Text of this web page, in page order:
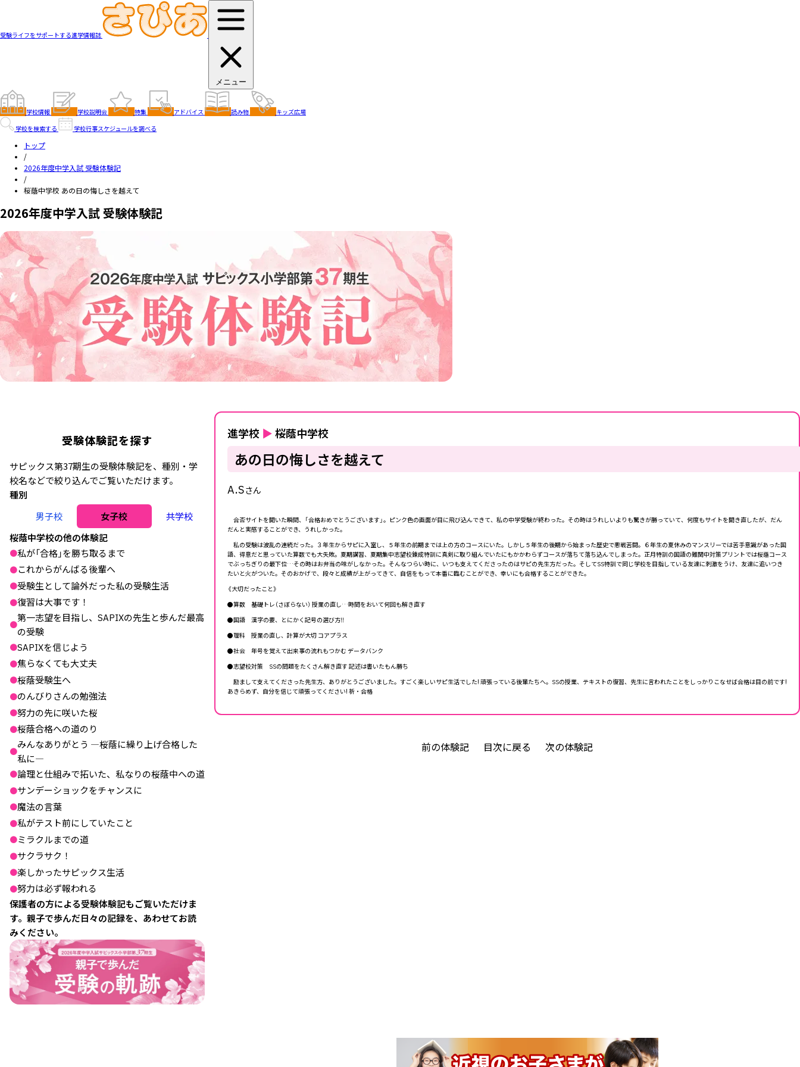
受験ライフをサポートする進学情報誌
メニュー
学校情報 学校説明会 特集 アドバイス 読み物
キッズ広場
学校を検索する
学校行事スケジュールを調べる
トップ
/
2026年度中学入試 受験体験記
/
桜蔭中学校 あの日の悔しさを越えて
2026年度中学入試 受験体験記
受験体験記を探す
サピックス第37期生の受験体験記を、種別・学
校名などで絞り込んでご覧いただけます。
種別
男子校
女子校
共学校
桜蔭中学校の他の体験記
●私が「合格」を勝ち取るまで
●これからがんばる後輩へ
●受験生として論外だった私の受験生活
●復習は大事です！
●
第一志望を目指し、SAPIXの先生と歩んだ最高
の受験
●SAPIXを信じよう
●焦らなくても大丈夫
●桜蔭受験生へ
●のんびりさんの勉強法
●努力の先に咲いた桜
●桜蔭合格への道のり
●
みんなありがとう ―桜蔭に繰り上げ合格した
私に―
●論理と仕組みで拓いた、私なりの桜蔭中への道
●サンデーショックをチャンスに
●魔法の言葉
●私がテスト前にしていたこと
●ミラクルまでの道
●サクラサク！
●楽しかったサピックス生活
●努力は必ず報われる
保護者の方による受験体験記もご覧いただけま
す。親子で歩んだ日々の記録を、あわせてお読
みください。
進学校 ▶桜蔭中学校
あの日の悔しさを越えて
A.Sさん
合否サイトを開いた瞬間、「合格おめでとうございます」。ピンク色の画面が目に飛び込んできて、私の中学受験が終わった。その時はうれしいよりも驚きが勝っていて、何度もサイトを開き直したが、だん
だんと実感することができ、うれしかった。
私の受験は波乱の連続だった。３年生からサピに入室し、５年生の前期までは上の方のコースにいた。しかし５年生の後期から始まった歴史で悪戦苦闘。６年生の夏休みのマンスリーでは苦手意識があった国
語、得意だと思っていた算数でも大失敗。夏期講習、夏期集中志望校錬成特訓に真剣に取り組んでいたにもかかわらずコースが落ちて落ち込んでしまった。正月特訓の国語の難関中対策プリントでは桜蔭コース
でぶっちぎりの最下位…その時はお弁当の味がしなかった。そんなつらい時に、いつも支えてくださったのはサピの先生方だった。そしてSS特訓で同じ学校を目指している友達に刺激をうけ、友達に追いつき
たいと火がついた。そのおかげで、段々と成績が上がってきて、自信をもって本番に臨むことができ、幸いにも合格することができた。
《大切だったこと》
●算数 基礎トレ（さぼらない） 授業の直し…時間をおいて何回も解き直す
●国語 漢字の要、とにかく記号の選び方‼
●理科 授業の直し、計算が大切 コアプラス
●社会 年号を覚えて出来事の流れもつかむ データバンク
●志望校対策 SSの問題をたくさん解き直す 記述は書いたもん勝ち
励まして支えてくださった先生方、ありがとうございました。すごく楽しいサピ生活でした! 頑張っている後輩たちへ。SSの授業、テキストの復習、先生に言われたことをしっかりこなせば合格は目の前です!
あきらめず、自分を信じて頑張ってください! 祈・合格
前の体験記 目次に戻る 次の体験記